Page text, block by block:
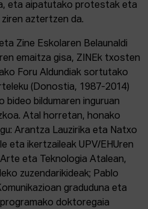
eta aipatutako protestak eta
aztertzen da.
Zine Eskolaren Belaunaldi
emaitza gisa, ZINEk txosten
Foru Aldundiak sortutako
(Donostia, 1987-2014)
bildumaren inguruan
Atal horretan, honako
Arantza Lauzirika eta Natxo
eta ikertzaileak UPV/EHUren
eta Teknologia Atalean,
zuzendarikideak; Pablo
graduduna eta
doktoregaia